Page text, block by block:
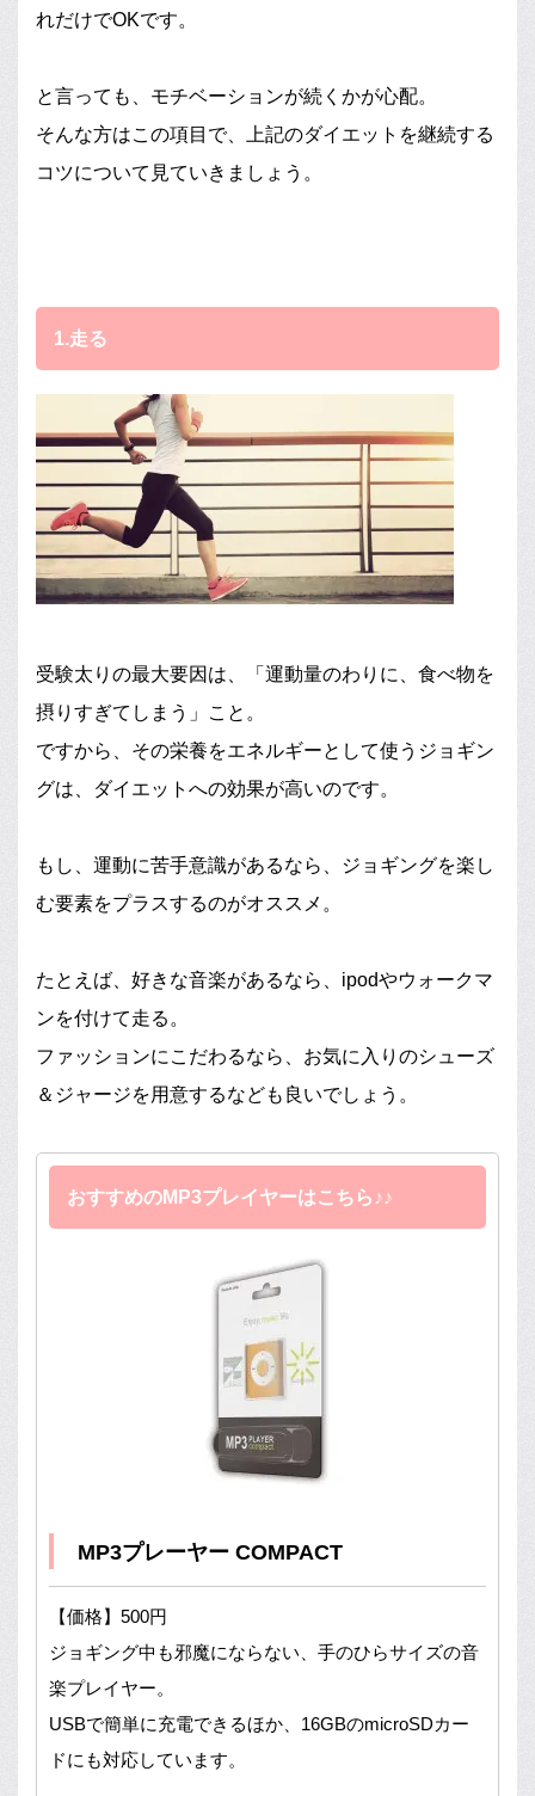
れだけでOKです。
と言っても、モチベーションが続くかが心配。
そんな方はこの項目で、上記のダイエットを継続する
コツについて見ていきましょう。
1.走る
受験太りの最大要因は、「運動量のわりに、食べ物を
摂りすぎてしまう」こと。
ですから、その栄養をエネルギーとして使うジョギン
グは、ダイエットへの効果が高いのです。
もし、運動に苦手意識があるなら、ジョギングを楽し
む要素をプラスするのがオススメ。
たとえば、好きな音楽があるなら、ipodやウォークマ
ンを付けて走る。
ファッションにこだわるなら、お気に入りのシューズ
＆ジャージを用意するなども良いでしょう。
おすすめのMP3プレイヤーはこちら♪♪
MP3プレーヤー COMPACT
【価格】500円
ジョギング中も邪魔にならない、手のひらサイズの音
楽プレイヤー。
USBで簡単に充電できるほか、16GBのmicroSDカー
ドにも対応しています。